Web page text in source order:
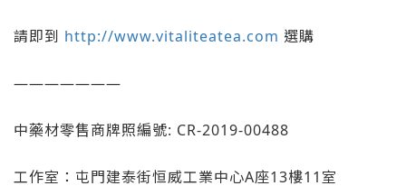
請即到 http://www.vitaliteatea.com 選購
———————
中藥材零售商牌照編號: CR-2019-00488
工作室：屯門建泰街恒威工業中心A座13樓11室